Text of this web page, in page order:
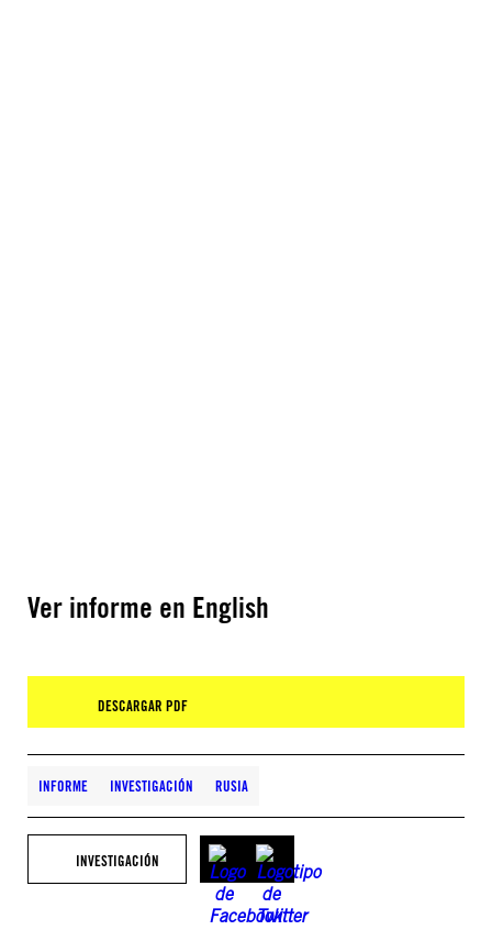
Ver informe en English
DESCARGAR PDF
INFORME INVESTIGACIÓN RUSIA
INVESTIGACIÓN